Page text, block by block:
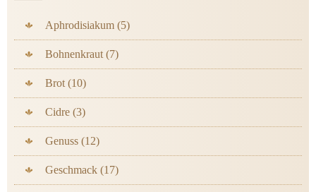
Aphrodisiakum (5)
Bohnenkraut (7)
Brot (10)
Cidre (3)
Genuss (12)
Geschmack (17)